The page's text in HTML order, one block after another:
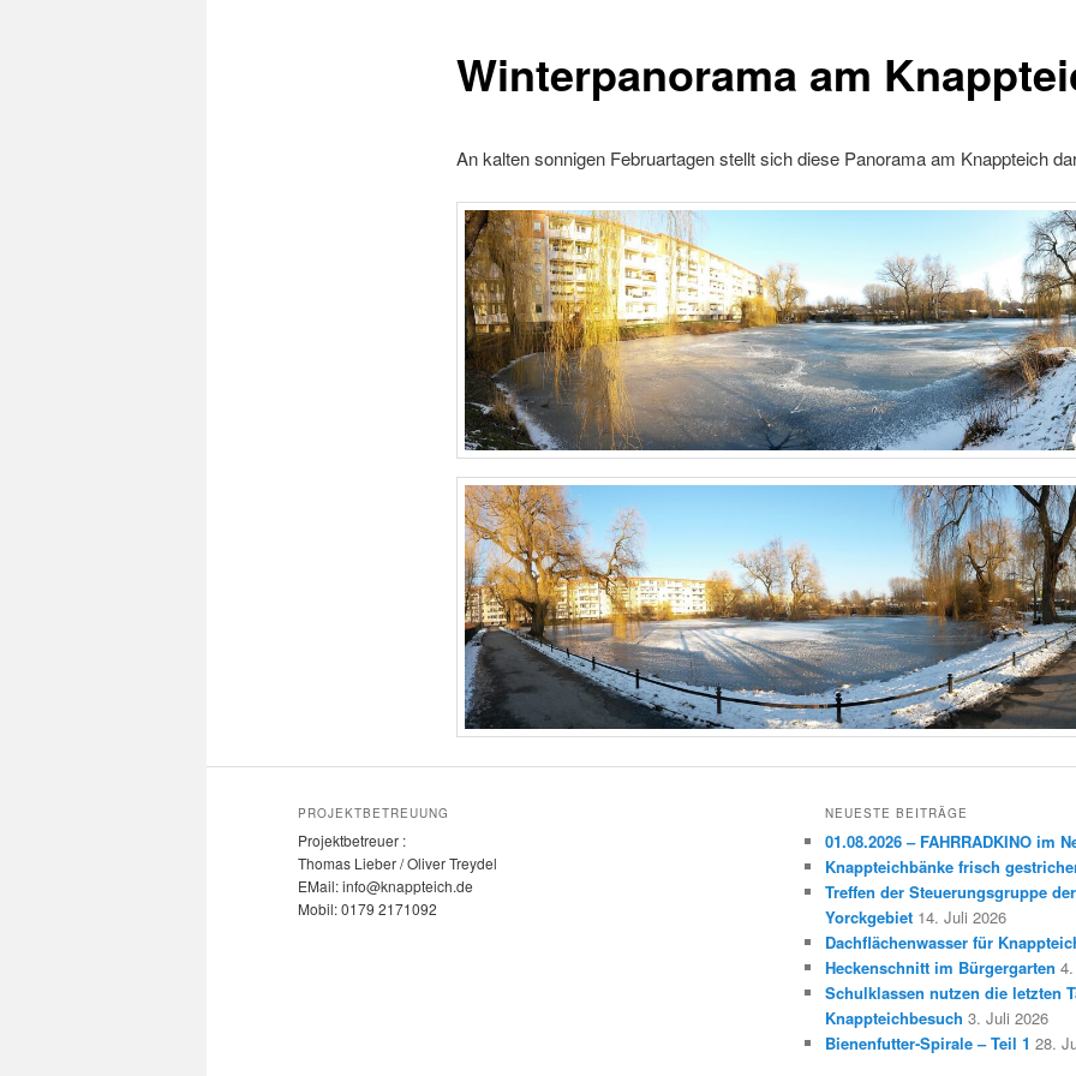
Winterpanorama am
An kalten sonnigen Februartagen stellt sich diese Panorama am Knappteich
PROJEKTBETREUUNG
Projektbetreuer :
Thomas Lieber / Oliver Treydel
EMail: info@knappteich.de
Mobil: 0179 2171092
NEUESTE BEITRÄGE
01.08.2026 – FAHRRADKINO im
Knappteichbänke frisch
Treffen der Steuerungsgruppe
Yorckgebiet 14. Juli 2026
Dachflächenwasser für
Heckenschnitt im Bürgergarten
Schulklassen nutzen die letzten
Knappteichbesuch 3. Juli 2026
Bienenfutter-Spirale – Teil 1 28.